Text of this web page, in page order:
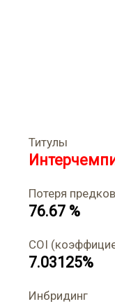
Титулы
Потеря
76.67 %
COI
7.03125%
Инбридинг